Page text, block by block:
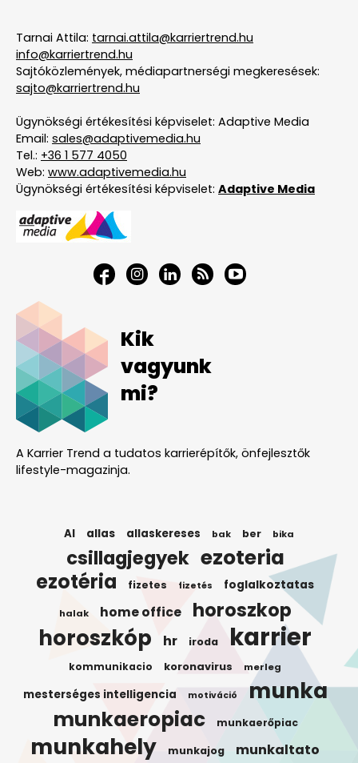
Tarnai Attila: tarnai.attila@karriertrend.hu
info@karriertrend.hu
Sajtóközlemények, médiapartnerségi megkeresések:
sajto@karriertrend.hu
Ügynökségi értékesítési képviselet: Adaptive Media
Email: sales@adaptivemedia.hu
Tel.: +36 1 577 4050
Web: www.adaptivemedia.hu
Ügynökségi értékesítési képviselet: Adaptive Media
Kik
vagyunk
mi?
A Karrier Trend a tudatos karrierépítők, önfejlesztők
lifestyle-magazinja.
AI allas allaskereses bak ber bika
csillagjegyek ezoteria
ezotéria fizetes fizetés foglalkoztatas
halak home office horoszkop
horoszkóp hr iroda karrier
kommunikacio koronavirus merleg
mesterséges intelligencia motiváció munka
munkaeropiac munkaerőpiac
munkahely munkajog munkaltato